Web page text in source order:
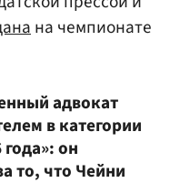
на чемпионате
адвокат
в категории
он
то, что Чейни